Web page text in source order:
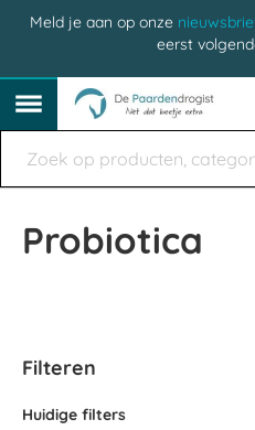
Meld je aan op onze
eerst
Probiotica
Filteren
Huidige filters